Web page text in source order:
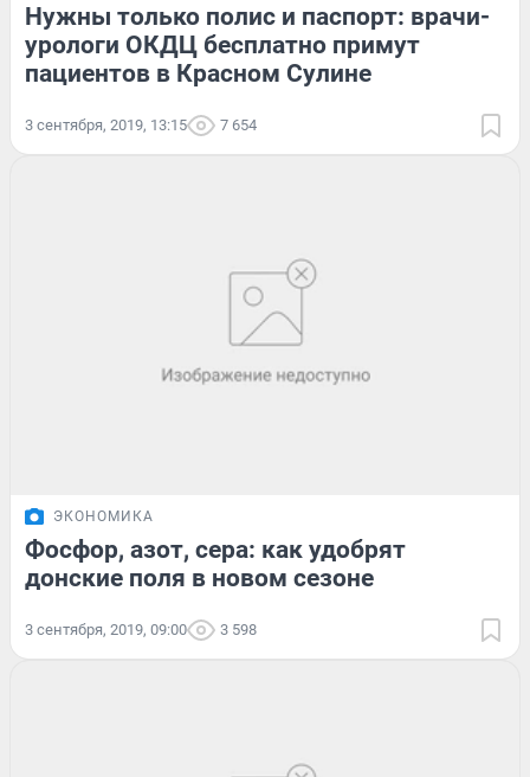
Нужны только полис и паспорт: врачи-
урологи ОКДЦ бесплатно примут
пациентов в Красном Сулине
3 сентября, 2019, 13:15 7 654
ЭКОНОМИКА
Фосфор, азот, сера: как удобрят
донские поля в новом сезоне
3 сентября, 2019, 09:00 3 598